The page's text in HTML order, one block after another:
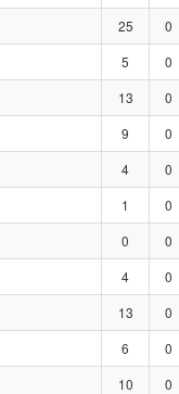
25 0
5 0
13 0
9 0
4 0
1 0
0 0
4 0
13 0
6 0
10 0